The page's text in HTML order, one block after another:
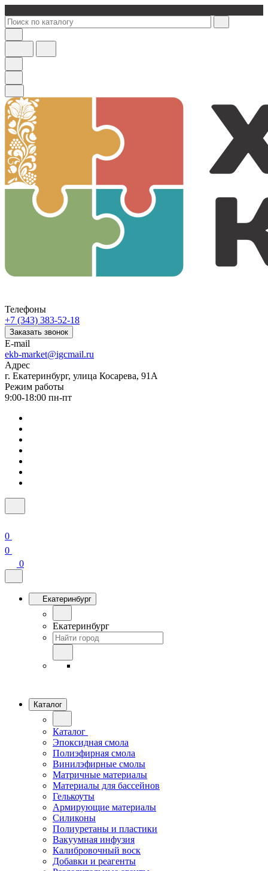
Телефоны
+7 (343) 383-52-18
Заказать звонок
E-mail
ekb-market@igcmail.ru
Адрес
г. Екатеринбург, улица Косарева, 91А
Режим работы
9:00-18:00 пн-пт
0
0
0
Екатеринбург
Екатеринбург
Каталог
Каталог
Эпоксидная смола
Полиэфирная смола
Винилэфирные смолы
Матричные материалы
Материалы для бассейнов
Гелькоуты
Армирующие материалы
Силиконы
Полиуретаны и пластики
Вакуумная инфузия
Калибровочный воск
Добавки и реагенты